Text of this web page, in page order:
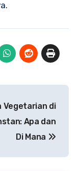
Vegetarian di
Apa dan
Di Mana